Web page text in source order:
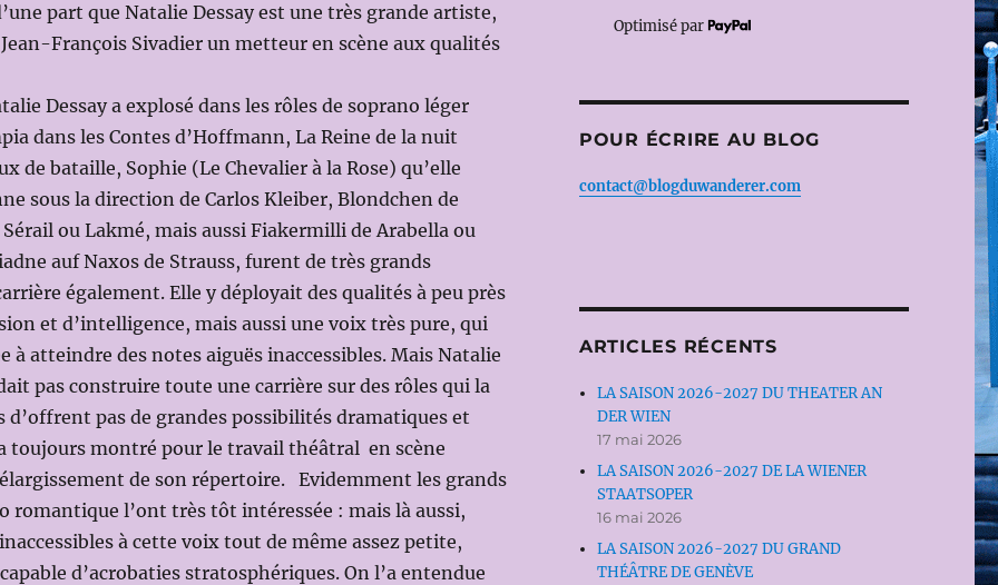
part que Natalie Dessay est une très grande artiste,
François Sivadier un metteur en scène aux qualités
Dessay a explosé dans les rôles de soprano léger
dans les Contes d’Hoffmann, La Reine de la nuit
de bataille, Sophie (Le Chevalier à la Rose) qu’elle
sous la direction de Carlos Kleiber, Blondchen de
ou Lakmé, mais aussi Fiakermilli de Arabella ou
auf Naxos de Strauss, furent de très grands
également. Elle y déployait des qualités à peu près
et d’intelligence, mais aussi une voix très pure, qui
à atteindre des notes aiguës inaccessibles. Mais Natalie
pas construire toute une carrière sur des rôles qui la
d’offrent pas de grandes possibilités dramatiques et
toujours montré pour le travail théâtral en scène
de son répertoire. Evidemment les grands
romantique l’ont très tôt intéressée : mais là aussi,
à cette voix tout de même assez petite,
d’acrobaties stratosphériques. On l’a entendue
Optimisé par
POUR ÉCRIRE AU BLOG
contact@blogduwanderer.com
ARTICLES RÉCENTS
LA SAISON 2026-2027 DU THEATER AN
DER WIEN
17 mai 2026
LA SAISON 2026-2027 DE LA WIENER
STAATSOPER
16 mai 2026
LA SAISON 2026-2027 DU GRAND
THÉÂTRE DE GENÈVE